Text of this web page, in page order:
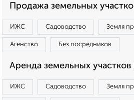
Продажа земельных
ИЖС Садоводство Земля
Агенство Без посредников
Аренда земельных участков
ИЖС Садоводство Земля